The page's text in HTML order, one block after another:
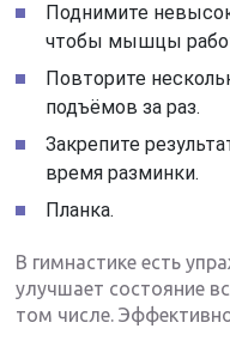
Поднимите
чтобы мышцы
Повторите
подъёмов за раз.
Закрепите
время разминки.
Планка.
В гимнастике есть
улучшает состояние
том числе.